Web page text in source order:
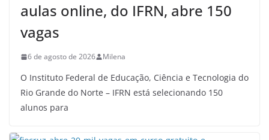
aulas online, do IFRN, abre 150
vagas
6 de agosto de 2026 Milena
O Instituto Federal de Educação, Ciência e Tecnologia do
Rio Grande do Norte – IFRN está selecionando 150
alunos para